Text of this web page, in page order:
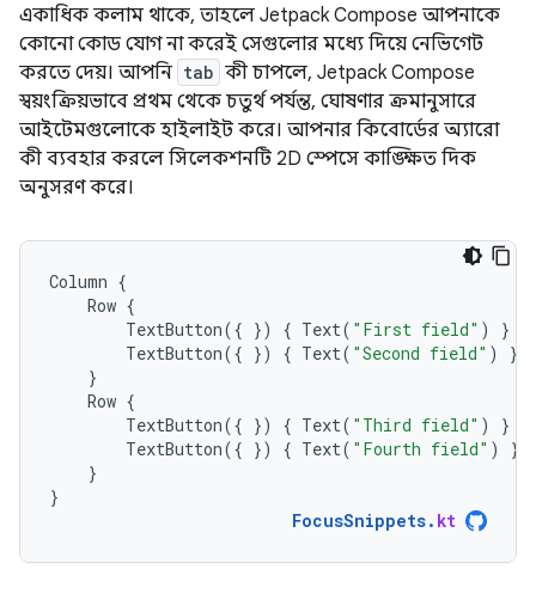
একাধিক কলাম থাকে, তাহলে Jetpack Compose আপনাকে
কোনো কোড যোগ না করেই সেগুলোর মধ্যে দিয়ে নেভিগেট
করতে দেয়। আপনি tab কী চাপলে, Jetpack Compose
স্বয়ংক্রিয়ভাবে প্রথম থেকে চতুর্থ পর্যন্ত, ঘোষণার ক্রমানুসারে
আইটেমগুলোকে হাইলাইট করে। আপনার কিবোর্ডের অ্যারো
কী ব্যবহার করলে সিলেকশনটি 2D স্পেসে কাঙ্ক্ষিত দিক
অনুসরণ করে।
Column {
Row {
TextButton({ }) { Text( "First field" )
}
TextButton({ }) { Text( "Second field" )
}
}
Row {
TextButton({ }) { Text( "Third field" )
}
TextButton({ }) { Text( "Fourth field" )
}
}
}
FocusSnippets. kt